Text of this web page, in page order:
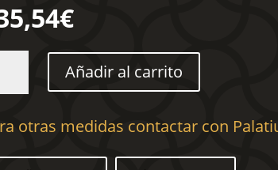
€
Añadir al carrito
otras medidas contactar con